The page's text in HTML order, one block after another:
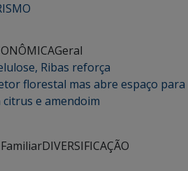
Geral
Ribas reforça
florestal mas abre espaço para
citrus e amendoim
DIVERSIFICAÇÃO